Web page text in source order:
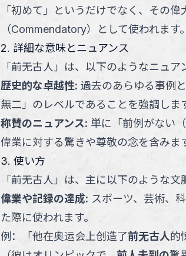
「初めて」というだけでなく、その
（Commendatory）として使われます。
2. 詳細な意味とニュアンス
「前无古人 」
は、以下のようなニュア
歴史的な卓越性: 過去のあらゆる事例
無二」のレベルであることを強調しま
称賛のニュアンス: 単に「前例がない
偉業に対する驚きや尊敬の念を含みま
3. 使い方
「前无古人 」
は、主に以下のような文
偉業や記録の達成: スポーツ、芸術、
た際に使われます。
例：
「他在奥运会上创造了前无古人的